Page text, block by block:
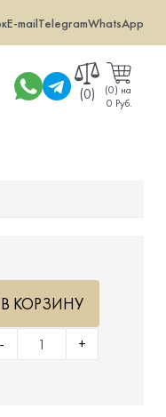
E-mailTelegramWhatsApp
(0) (0) на
0 Руб.
+
-
В КОРЗИНУ